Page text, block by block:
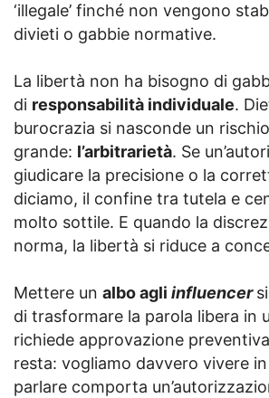
‘illegale’ finché non vengono
divieti o gabbie normative.
La libertà non ha bisogno di
di responsabilità individuale.
burocrazia si nasconde un
grande: l’arbitrarietà. Se
giudicare la precisione o la
diciamo, il confine tra tutela e
molto sottile. E quando la
norma, la libertà si riduce a
Mettere un albo agli influencer
di trasformare la parola libera in
richiede approvazione
resta: vogliamo davvero vivere
parlare comporta